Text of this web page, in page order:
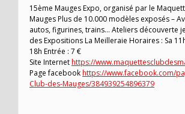
15ème Mauges Expo, organisé par le
Mauges Plus de 10.000 modèles exposés –
autos, figurines, trains… Ateliers découverte
des Expositions La Meilleraie Horaires : Sa
18h Entrée : 7 €
Site Internethttps://
Page facebookhttps://www.facebook.com/
Club-des-Mauges/384939254896379